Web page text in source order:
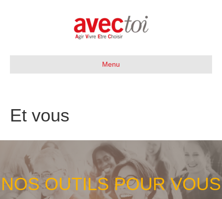
Menu
Et vous
NOS OUTILS POUR VOUS